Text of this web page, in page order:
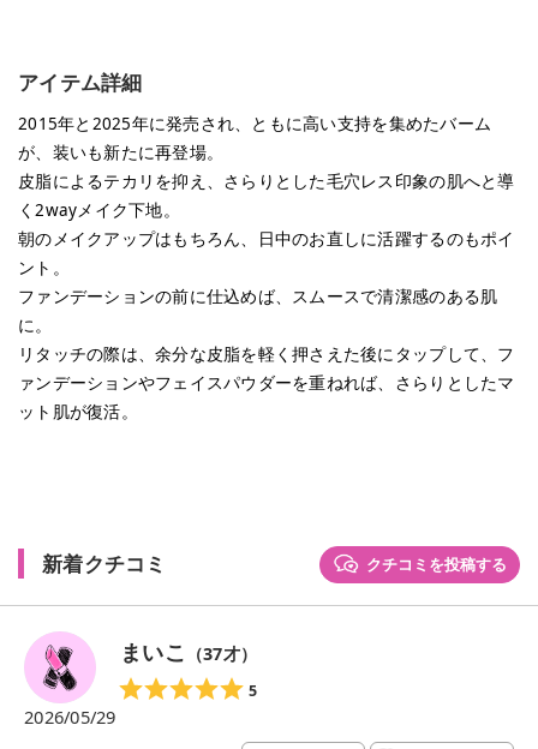
アイテム詳細
2015年と2025年に発売され、ともに高い支持を集めたバーム
が、装いも新たに再登場。
皮脂によるテカリを抑え、さらりとした毛穴レス印象の肌へと導
く2wayメイク下地。
朝のメイクアップはもちろん、日中のお直しに活躍するのもポイ
ント。
ファンデーションの前に仕込めば、スムースで清潔感のある肌
に。
リタッチの際は、余分な皮脂を軽く押さえた後にタップして、フ
ァンデーションやフェイスパウダーを重ねれば、さらりとしたマ
ット肌が復活。
新着クチコミ クチコミを投稿する
まいこ （37才）
5
2026/05/29